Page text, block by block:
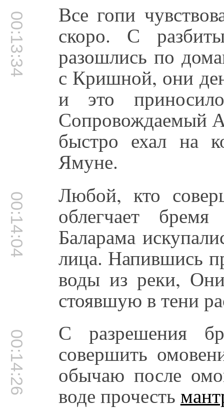
00:13:34 Все гопи
скоро. С
разошлись по
с Кришной, они
и это
Сопровождаемый
быстро ехал на
Ямуне.
00:14:04 Любой, кто
облегчает
Баларама
лица. Напившись
воды из реки,
стоявшую в тени
00:14:26 С разрешения
совершить
обычаю после
воде прочесть